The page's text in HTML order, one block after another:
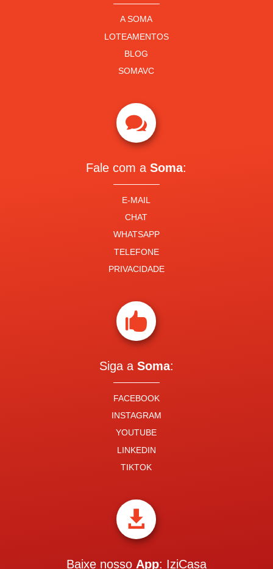
A SOMA
LOTEAMENTOS
BLOG
SOMAVC

Fale com aSoma:
E-MAIL
CHAT
WHATSAPP
TELEFONE
PRIVACIDADE

Siga a Soma:
FACEBOOK
INSTAGRAM
YOUTUBE
LINKEDIN
TIKTOK

Baixe nosso App: IziCasa